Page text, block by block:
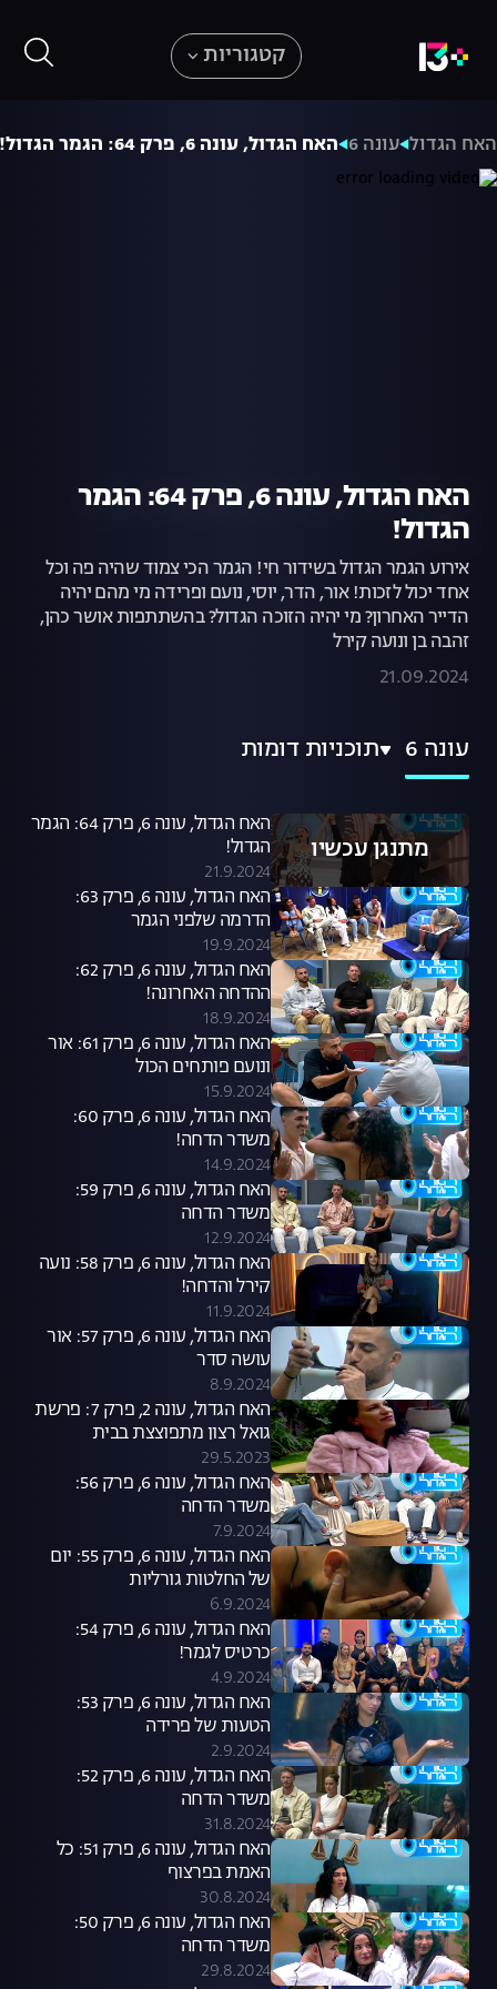
קטגוריות
האח הגדול עונה 6 האח הגדול, עונה 6, פרק 64: הגמר הגדול!
האח הגדול, עונה 6, פרק 64: הגמר
הגדול!
אירוע הגמר הגדול בשידור חי! הגמר הכי צמוד שהיה פה וכל
אחד יכול לזכות! אור, הדר, יוסי, נועם ופרידה מי מהם יהיה
הדייר האחרון? מי יהיה הזוכה הגדול? בהשתתפות אושר כהן,
זהבה בן ונועה קירל
21.09.2024
עונה 6 תוכניות דומות
מתנגן עכשיו
האח הגדול, עונה 6, פרק 64: הגמר
הגדול!
21.9.2024
האח הגדול, עונה 6, פרק 63:
הדרמה שלפני הגמר
19.9.2024
האח הגדול, עונה 6, פרק 62:
ההדחה האחרונה!
18.9.2024
האח הגדול, עונה 6, פרק 61: אור
ונועם פותחים הכול
15.9.2024
האח הגדול, עונה 6, פרק 60:
משדר הדחה!
14.9.2024
האח הגדול, עונה 6, פרק 59:
משדר הדחה
12.9.2024
האח הגדול, עונה 6, פרק 58: נועה
קירל והדחה!
11.9.2024
האח הגדול, עונה 6, פרק 57: אור
עושה סדר
8.9.2024
האח הגדול, עונה 2, פרק 7: פרשת
גואל רצון מתפוצצת בבית
29.5.2023
האח הגדול, עונה 6, פרק 56:
משדר הדחה
7.9.2024
האח הגדול, עונה 6, פרק 55: יום
של החלטות גורליות
6.9.2024
האח הגדול, עונה 6, פרק 54:
כרטיס לגמר!
4.9.2024
האח הגדול, עונה 6, פרק 53:
הטעות של פרידה
2.9.2024
האח הגדול, עונה 6, פרק 52:
משדר הדחה
31.8.2024
האח הגדול, עונה 6, פרק 51: כל
האמת בפרצוף
30.8.2024
האח הגדול, עונה 6, פרק 50:
משדר הדחה
29.8.2024